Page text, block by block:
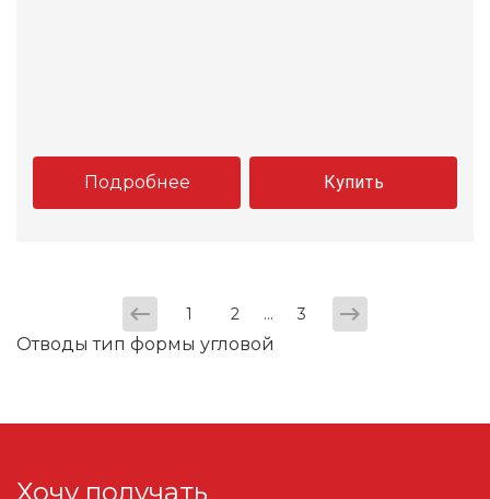
Подробнее Купить
1 2 ... 3
Отводы тип формы угловой
Хочу получать